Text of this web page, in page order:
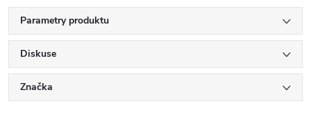
Parametry produktu
Diskuse
Značka